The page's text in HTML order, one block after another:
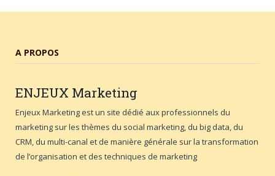
A PROPOS
ENJEUX Marketing
Enjeux Marketing est un site dédié aux professionnels du
marketing sur les thèmes du social marketing, du big data, du
CRM, du multi-canal et de manière générale sur la transformation
de l’organisation et des techniques de marketing